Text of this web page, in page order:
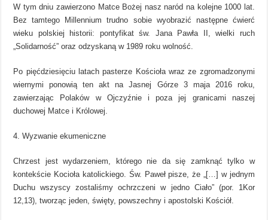
W tym dniu zawierzono Matce Bożej nasz naród na kolejne 1000 lat.
Bez tamtego Millennium trudno sobie wyobrazić następne ćwierć
wieku polskiej historii: pontyfikat św. Jana Pawła II, wielki ruch
„Solidarność” oraz odzyskaną w 1989 roku wolność.
Po pięćdziesięciu latach pasterze Kościoła wraz ze zgromadzonymi
wiernymi ponowią ten akt na Jasnej Górze 3 maja 2016 roku,
zawierzając Polaków w Ojczyźnie i poza jej granicami naszej
duchowej Matce i Królowej.
4. Wyzwanie ekumeniczne
Chrzest jest wydarzeniem, którego nie da się zamknąć tylko w
kontekście Kocioła katolickiego. Św. Paweł pisze, że „[…] w jednym
Duchu wszyscy zostaliśmy ochrzczeni w jedno Ciało” (por. 1Kor
12,13), tworząc jeden, święty, powszechny i apostolski Kościół.